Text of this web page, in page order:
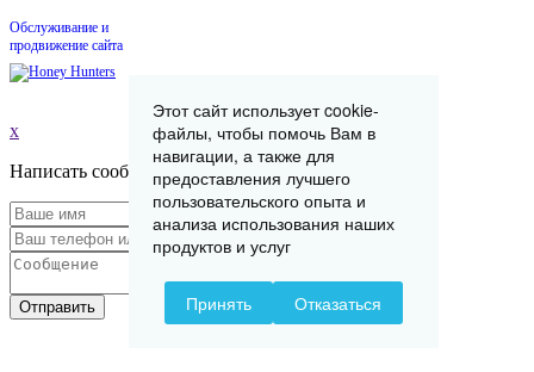
Обслуживание и
продвижение сайта
x
Написать сообщение
Отправить
Этот сайт использует cookie-
файлы, чтобы помочь Вам в
навигации, а также для
предоставления лучшего
пользовательского опыта и
анализа использования наших
продуктов и услуг
Принять Отказаться